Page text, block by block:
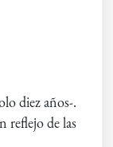
diez años-.
reflejo de las